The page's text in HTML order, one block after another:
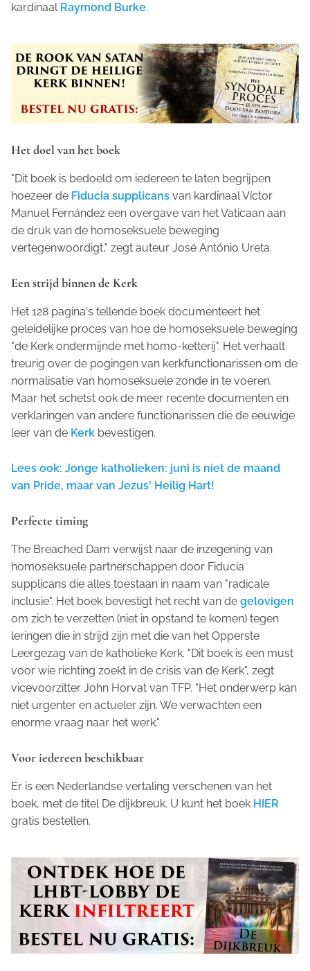
kardinaal Raymond Burke.
Het doel van het boek
"Dit boek is bedoeld om iedereen te laten begrijpen
hoezeer de Fiducia supplicans van kardinaal Víctor
Manuel Fernández een overgave van het Vaticaan aan
de druk van de homoseksuele beweging
vertegenwoordigt," zegt auteur José António Ureta.
Een strijd binnen de Kerk
Het 128 pagina's tellende boek documenteert het
geleidelijke proces van hoe de homoseksuele beweging
"de Kerk ondermijnde met homo-ketterij". Het verhaalt
treurig over de pogingen van kerkfunctionarissen om de
normalisatie van homoseksuele zonde in te voeren.
Maar het schetst ook de meer recente documenten en
verklaringen van andere functionarissen die de eeuwige
leer van de Kerk bevestigen.
Lees ook: Jonge katholieken: juni is niet de maand
van Pride, maar van Jezus' Heilig Hart!
Perfecte timing
The Breached Dam verwijst naar de inzegening van
homoseksuele partnerschappen door Fiducia
supplicans die alles toestaan in naam van "radicale
inclusie". Het boek bevestigt het recht van de gelovigen
om zich te verzetten (niet in opstand te komen) tegen
leringen die in strijd zijn met die van het Opperste
Leergezag van de katholieke Kerk. "Dit boek is een must
voor wie richting zoekt in de crisis van de Kerk", zegt
vicevoorzitter John Horvat van TFP. "Het onderwerp kan
niet urgenter en actueler zijn. We verwachten een
enorme vraag naar het werk."
Voor iedereen beschikbaar
Er is een Nederlandse vertaling verschenen van het
boek, met de titel De dijkbreuk. U kunt het boek HIER
gratis bestellen.